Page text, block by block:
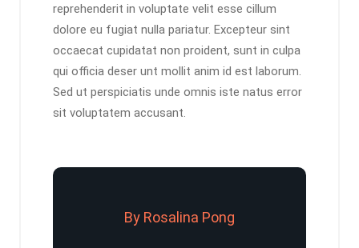
reprehenderit in voluptate velit esse cillum
dolore eu fugiat nulla pariatur. Excepteur sint
occaecat cupidatat non proident, sunt in culpa
qui officia deser unt mollit anim id est laborum.
Sed ut perspiciatis unde omnis iste natus error
sit voluptatem accusant.
By Rosalina Pong